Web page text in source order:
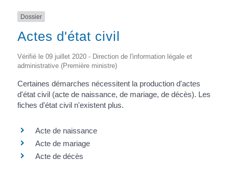
Dossier
Actes d'état civil
Vérifié le 09 juillet 2020 - Direction de l'information légale et
administrative (Première ministre)
Certaines démarches nécessitent la production d'actes
d'état civil (acte de naissance, de mariage, de décès). Les
fiches d'état civil n'existent plus.
Acte de naissance
Acte de mariage
Acte de décès